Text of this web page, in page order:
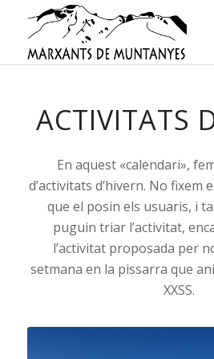
ACTIVITATS
En aquest «calendari»,
d’activitats d’hivern. No fixem
que el posin els usuaris, i
puguin triar l’activitat,
l’activitat proposada per
setmana en la pissarra que
XXSS.